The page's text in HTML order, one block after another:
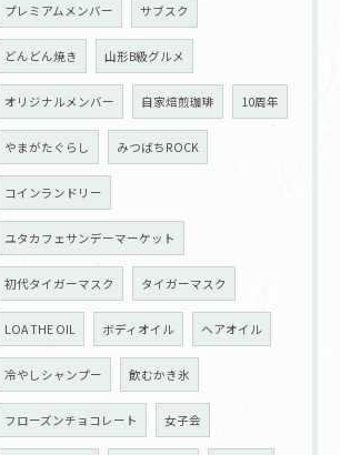
プレミアムメンバー サブスク
どんどん焼き 山形B級グルメ
オリジナルメンバー 自家焙煎珈琲 10周年
やまがたぐらし みつばちROCK
コインランドリー
ユタカフェサンデーマーケット
初代タイガーマスク タイガーマスク
LOA THE OIL ボディオイル ヘアオイル
冷やしシャンプー 飲むかき氷
フローズンチョコレート 女子会